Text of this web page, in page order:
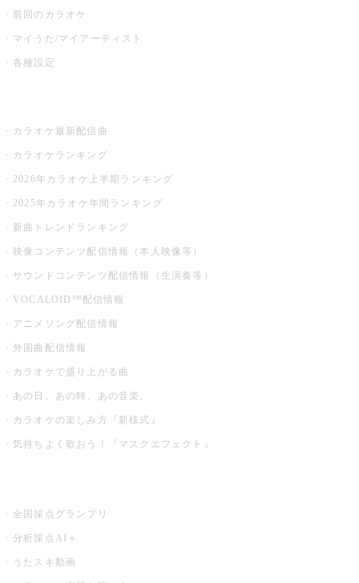
前回のカラオケ
マイうた/マイアーティスト
各種設定
カラオケ最新配信曲
カラオケランキング
2026年カラオケ上半期ランキング
2025年カラオケ年間ランキング
新曲トレンドランキング
映像コンテンツ配信情報（本人映像等）
サウンドコンテンツ配信情報（生演奏等）
VOCALOID™配信情報
アニメソング配信情報
外国曲配信情報
カラオケで盛り上がる曲
あの日、あの時、あの音楽。
カラオケの楽しみ方『新様式』
気持ちよく歌おう！『マスクエフェクト』
全国採点グランプリ
分析採点AI＋
うたスキ動画